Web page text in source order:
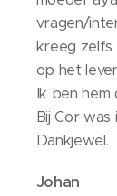
vragen/
kreeg zelfs
op het
Ik ben
Bij Cor was
Dankjewel.
Johan